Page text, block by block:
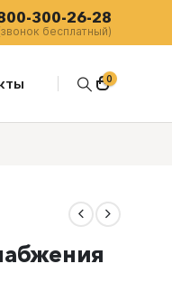
300-26-28
бесплатный)
0